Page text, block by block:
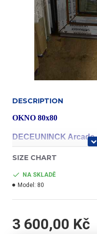
DESCRIPTION
OKNO 80x80
DECEUNINCK Arcade
profil třídy "A"
- jednokřídlé
SIZE CHART
NA SKLADĚ
Model: 80
3 600,00 Kč